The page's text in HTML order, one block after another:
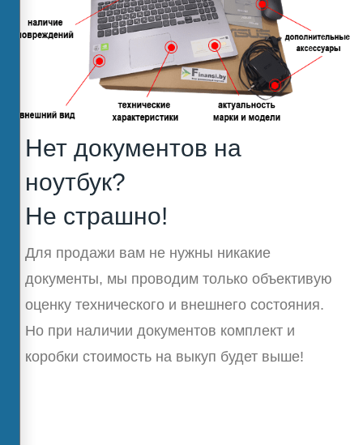
Нет документов на
ноутбук?
Не страшно!
Для продажи вам не нужны никакие
документы, мы проводим только объективую
оценку технического и внешнего состояния.
Но при наличии документов комплект и
коробки стоимость на выкуп будет выше!